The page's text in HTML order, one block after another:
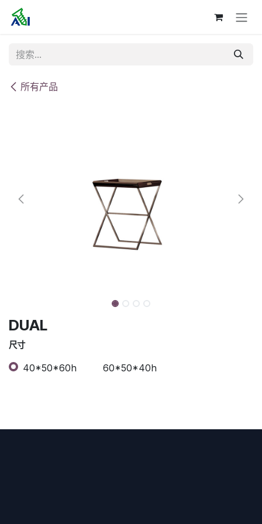
跳至内容
所有产品
DUAL
尺寸
40*50*60h 60*50*40h